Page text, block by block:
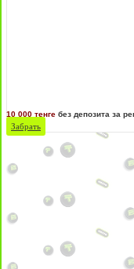
10 000 тенге без депозита за
Забрать